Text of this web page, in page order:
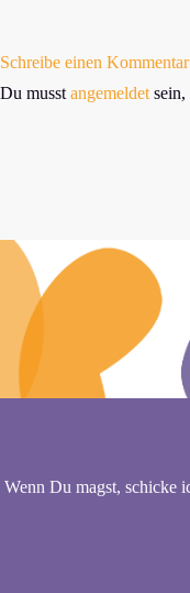
Schreibe einen Kommentar
Du musst angemeldet sein,
Wenn Du magst, schicke